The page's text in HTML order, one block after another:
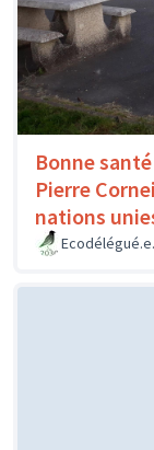
Bonne
Pierre
nations